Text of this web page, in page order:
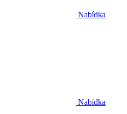
Nabídka
Nabídka